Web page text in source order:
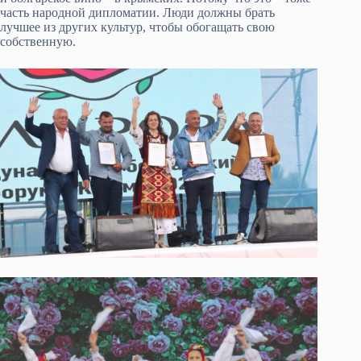
часть народной дипломатии. Люди должны брать
лучшее из других культур, чтобы обогащать свою
собственную.